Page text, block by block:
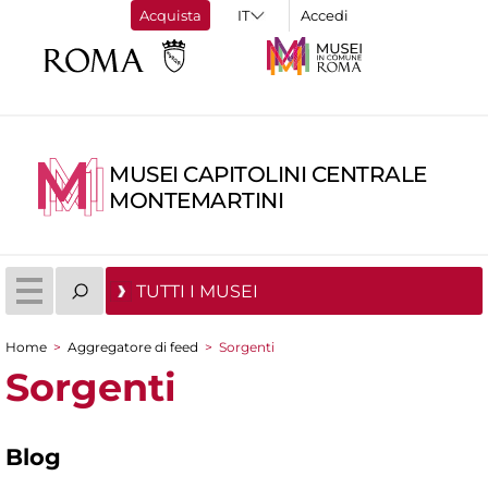
Acquista Accedi
MUSEI CAPITOLINI CENTRALE
MONTEMARTINI
TUTTI I MUSEI
Tu sei qui
Home > Aggregatore di feed > Sorgenti
Sorgenti
Blog